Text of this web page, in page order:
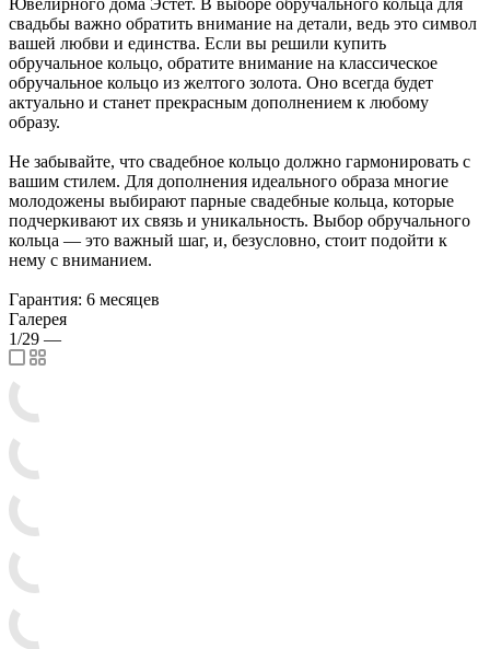
Ювелирного дома Эстет. В выборе обручального кольца для
свадьбы важно обратить внимание на детали, ведь это символ
вашей любви и единства. Если вы решили купить
обручальное кольцо, обратите внимание на классическое
обручальное кольцо из желтого золота. Оно всегда будет
актуально и станет прекрасным дополнением к любому
образу.
Не забывайте, что свадебное кольцо должно гармонировать с
вашим стилем. Для дополнения идеального образа многие
молодожены выбирают парные свадебные кольца, которые
подчеркивают их связь и уникальность. Выбор обручального
кольца — это важный шаг, и, безусловно, стоит подойти к
нему с вниманием.
Гарантия: 6 месяцев
Галерея
1/29 —